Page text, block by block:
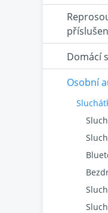
Domácí
Osobní